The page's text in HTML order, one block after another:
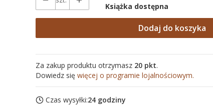
Książka dostępna
Dodaj do koszyka
Za zakup produktu otrzymasz 20 pkt.
Dowiedz się więcej o programie lojalnościowym.
Czas wysyłki:24 godziny